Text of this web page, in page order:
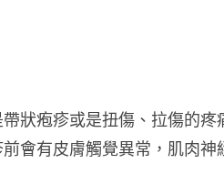
狀疱疹或是扭傷、拉傷的
會有皮膚觸覺異常，肌肉